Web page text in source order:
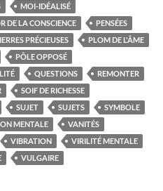
MOI-IDÉALISÉ
DE LA CONSCIENCE
PENSÉES
PRÉCIEUSES
PLOM DE L'ÂME
PÔLE OPPOSÉ
QUESTIONS
REMONTER
SOIF DE RICHESSE
SUJET SUJETS
SYMBOLE
MENTALE
VANITÉS
VIBRATION
VIRILITÉ MENTALE
VULGAIRE